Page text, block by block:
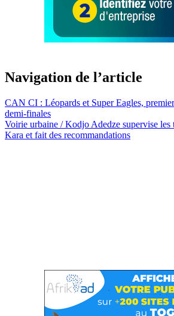
Navigation de l’article
CAN CI : Léopards et Super Eagles,
demi-finales
Voirie urbaine / Kodjo Adedze supervise
Kara et fait des recommandations